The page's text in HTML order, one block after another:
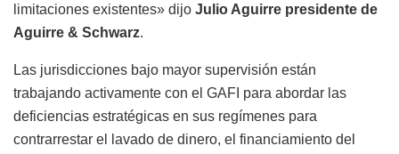
limitaciones existentes» dijo Julio Aguirre presidente de
Aguirre & Schwarz.
Las jurisdicciones bajo mayor supervisión están
trabajando activamente con el GAFI para abordar las
deficiencias estratégicas en sus regímenes para
contrarrestar el lavado de dinero, el financiamiento del